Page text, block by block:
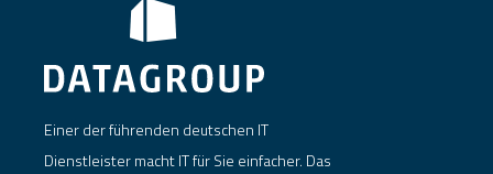
Einer der führenden deutschen IT
Dienstleister macht IT für Sie einfacher. Das